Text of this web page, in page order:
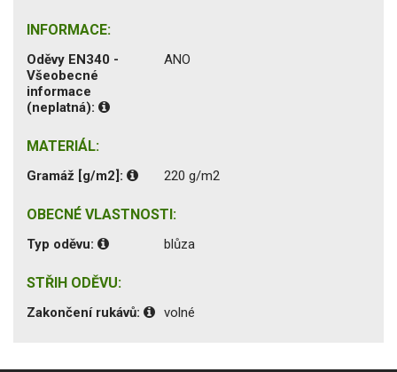
INFORMACE:
Oděvy EN340 -
Všeobecné
informace
(neplatná):
ANO
MATERIÁL:
Gramáž [g/m2]: 220 g/m2
OBECNÉ VLASTNOSTI:
Typ oděvu: blůza
STŘIH ODĚVU:
Zakončení rukávů: volné